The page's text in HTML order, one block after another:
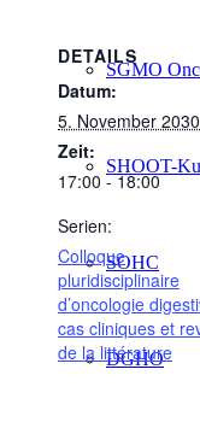
SGMO
SHOOT-
SOHC
DGHO
DETAILS
Datum:
5. November 2030
Zeit:
17:00 - 18:00
Serien:
Colloque
pluridisciplinaire
d’oncologie
cas cliniques et
de la littérature